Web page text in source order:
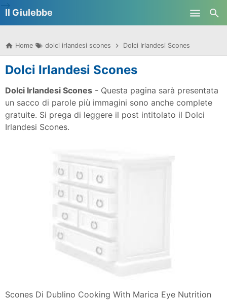
Il Giulebbe
Home dolci irlandesi scones Dolci Irlandesi Scones
Dolci Irlandesi Scones
Dolci Irlandesi Scones - Questa pagina sarà presentata
un sacco di parole più immagini sono anche complete
gratuite. Si prega di leggere il post intitolato il Dolci
Irlandesi Scones.
Scones Di Dublino Cooking With Marica Eye Nutrition